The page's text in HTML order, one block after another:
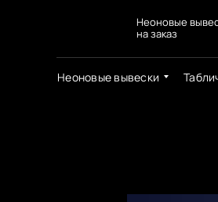
Неоновые
на заказ
Неоновые вывески